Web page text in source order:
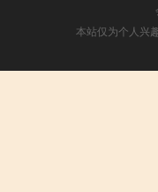
本站仅为个人兴